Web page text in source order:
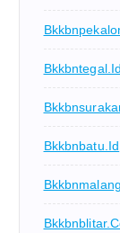
Bkkbntegal.id
Bkkbnbatu.id